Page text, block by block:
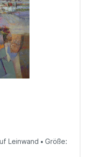
Leinwand ▪ Größe: